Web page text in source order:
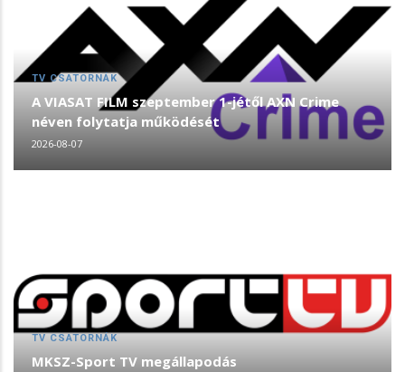
TV CSATORNÁK
A VIASAT FILM szeptember 1-jétől AXN Crime
néven folytatja működését
2026-08-07
TV CSATORNÁK
MKSZ-Sport TV megállapodás